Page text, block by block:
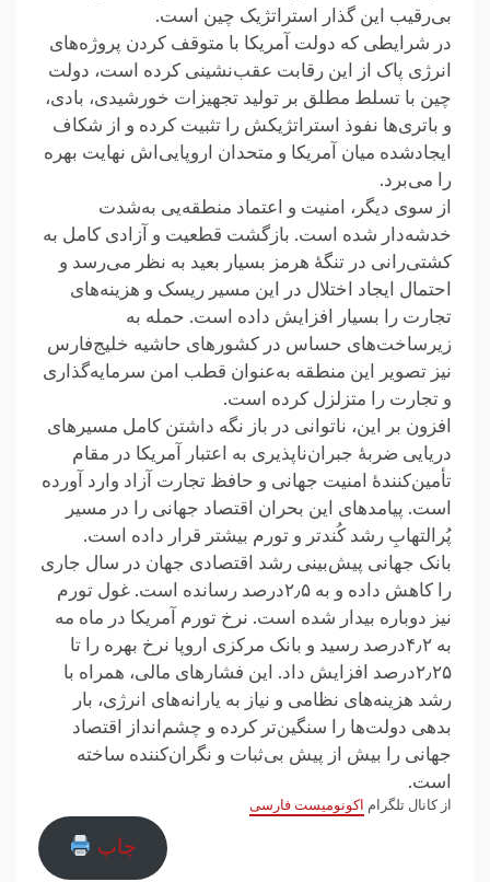
بی‌رقیب این گذار استراتژیک چین است.
در شرایطی که دولت آمریکا با متوقف کردن پروژه‌های
انرژی پاک از این رقابت عقب‌نشینی کرده است، دولت
چین با تسلط مطلق بر تولید تجهیزات خورشیدی، بادی،
و باتری‌ها نفوذ استراتژیکش را تثبیت کرده و از شکاف
ایجادشده میان آمریکا و متحدان اروپایی‌اش نهایت بهره
را می‌برد.
از سوی دیگر، امنیت و اعتماد منطقه‌یی به‌شدت
خدشه‌دار شده است. بازگشت قطعیت و آزادی کامل به
کشتی‌رانی در تنگهٔ هرمز بسیار بعید به نظر می‌رسد و
احتمال ایجاد اختلال در این مسیر ریسک و هزینه‌های
تجارت را بسیار افزایش داده است. حمله به
زیرساخت‌های حساس در کشورهای حاشیه خلیج‌فارس
نیز تصویر این منطقه به‌عنوان قطب امن سرمایه‌گذاری
و تجارت را متزلزل کرده است.
افزون بر این، ناتوانی در باز نگه داشتن کامل مسیرهای
دریایی ضربهٔ جبران‌ناپذیری به اعتبار آمریکا در مقام
تأمین‌کنندهٔ امنیت جهانی و حافظ تجارت آزاد وارد آورده
است. پیامدهای این بحران اقتصاد جهانی را در مسیر
پُرالتهابِ رشد کُندتر و تورم بیشتر قرار داده است.
بانک جهانی پیش‌بینی رشد اقتصادی جهان در سال جاری
را کاهش داده و به ۲٫۵درصد رسانده است. غول تورم
نیز دوباره بیدار شده است. نرخ تورم آمریکا در ماه مه
به ۴٫۲درصد رسید و بانک مرکزی اروپا نرخ بهره را تا
۲٫۲۵درصد افزایش داد. این فشارهای مالی، همراه با
رشد هزینه‌های نظامی و نیاز به یارانه‌های انرژی، بار
بدهی دولت‌ها را سنگین‌تر کرده و چشم‌انداز اقتصاد
جهانی را بیش از پیش بی‌ثبات و نگران‌کننده ساخته
است.
از کانال تلگرام اکونومیست فارسی
چاپ